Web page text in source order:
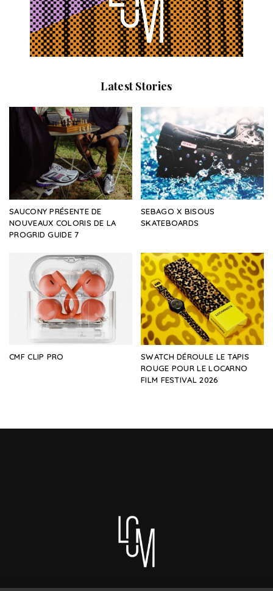
Latest Stories
SAUCONY PRÉSENTE DE
NOUVEAUX COLORIS DE LA
PROGRID GUIDE 7
SEBAGO X BISOUS
SKATEBOARDS
CMF CLIP PRO
SWATCH DÉROULE LE TAPIS
ROUGE POUR LE LOCARNO
FILM FESTIVAL 2026